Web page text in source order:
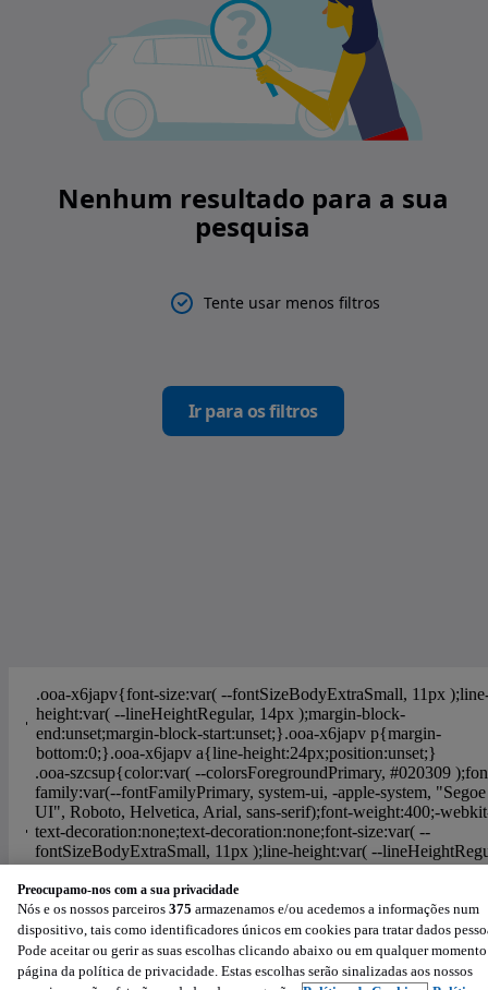
Nenhum resultado para a sua
pesquisa
Tente usar menos filtros
Ir para os filtros
Ajuda Política de Cookies
Configurações de privacidade
Condições de Utilização
Política de Privacidade
Powered by:
Preocupamo-nos com a sua privacidade
Nós e os nossos parceiros 375 armazenamos e/ou acedemos a informações num
dispositivo, tais como identificadores únicos em cookies para tratar dados
Pode aceitar ou gerir as suas escolhas clicando abaixo ou em qualquer
página da política de privacidade. Estas escolhas serão sinalizadas aos nossos